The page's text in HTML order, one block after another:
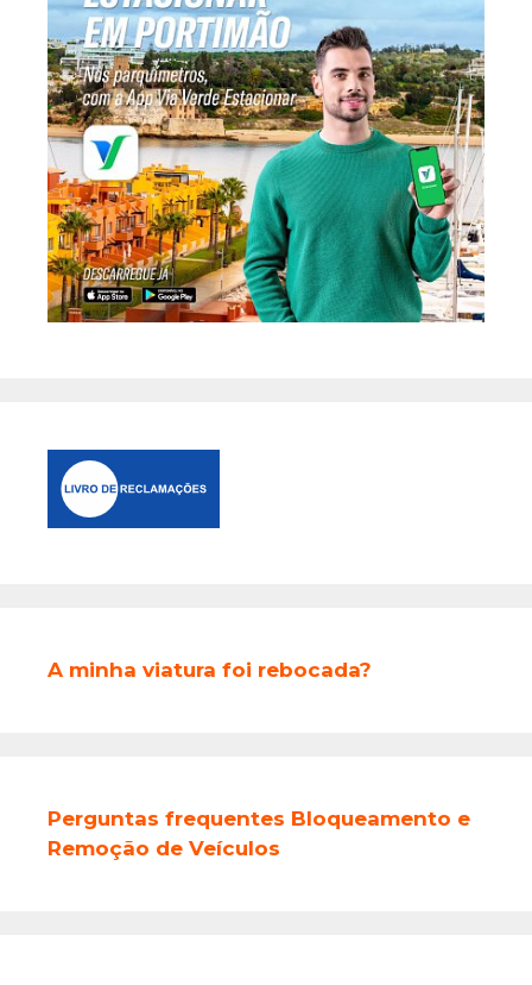
A minha viatura foi rebocada?
Perguntas frequentes Bloqueamento e
Remoção de Veículos